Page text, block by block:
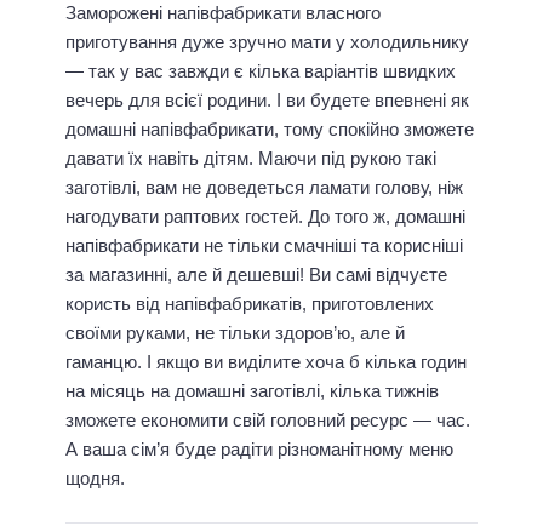
Заморожені напівфабрикати власного
приготування дуже зручно мати у холодильнику
— так у вас завжди є кілька варіантів швидких
вечерь для всієї родини. І ви будете впевнені як
домашні напівфабрикати, тому спокійно зможете
давати їх навіть дітям. Маючи під рукою такі
заготівлі, вам не доведеться ламати голову, ніж
нагодувати раптових гостей. До того ж, домашні
напівфабрикати не тільки смачніші та корисніші
за магазинні, але й дешевші! Ви самі відчуєте
користь від напівфабрикатів, приготовлених
своїми руками, не тільки здоров’ю, але й
гаманцю. І якщо ви виділите хоча б кілька годин
на місяць на домашні заготівлі, кілька тижнів
зможете економити свій головний ресурс — час.
А ваша сім’я буде радіти різноманітному меню
щодня.